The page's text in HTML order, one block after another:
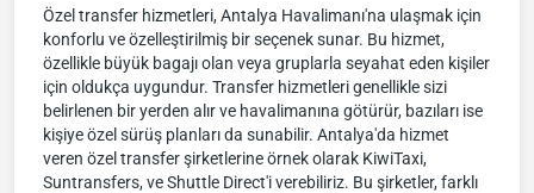
Özel transfer hizmetleri, Antalya Havalimanı'na ulaşmak için
konforlu ve özelleştirilmiş bir seçenek sunar. Bu hizmet,
özellikle büyük bagajı olan veya gruplarla seyahat eden kişiler
için oldukça uygundur. Transfer hizmetleri genellikle sizi
belirlenen bir yerden alır ve havalimanına götürür, bazıları ise
kişiye özel sürüş planları da sunabilir. Antalya'da hizmet
veren özel transfer şirketlerine örnek olarak KiwiTaxi,
Suntransfers, ve Shuttle Direct'i verebiliriz. Bu şirketler, farklı